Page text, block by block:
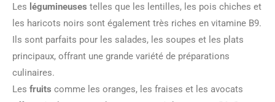
Les légumineuses telles que les lentilles, les pois chiches et
les haricots noirs sont également très riches en vitamine B9.
Ils sont parfaits pour les salades, les soupes et les plats
principaux, offrant une grande variété de préparations
culinaires.
Les fruits comme les oranges, les fraises et les avocats